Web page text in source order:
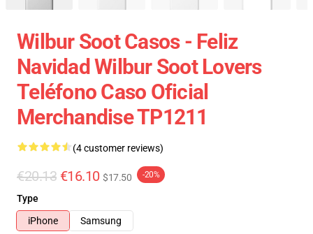
Wilbur Soot Casos - Feliz
Navidad Wilbur Soot Lovers
Teléfono Caso Oficial
Merchandise TP1211
(4 customer reviews)
€20.13 €16.10 $17.50 -20%
Type
iPhone
Samsung